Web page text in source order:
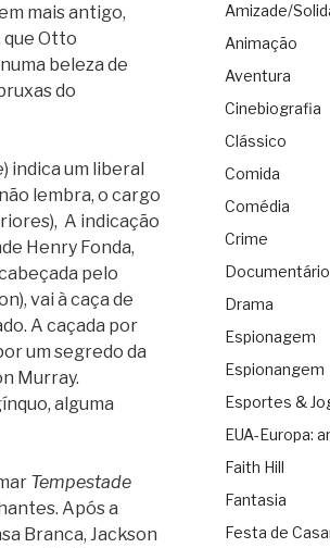
mais antigo,
que Otto
beleza de
do
indica um liberal
lembra, o cargo
A indicação
Henry Fonda,
pelo
vai à caça de
A caçada por
um segredo da
Murray.
alguma
Tempestade
Após a
Branca, Jackson
Amizade/
Animação
Aventura
Cinebiografia
Clássico
Comida
Comédia
Crime
Documentário
Drama
Espionagem
Espionangem
Esportes &
EUA-Europa:
Faith Hill
Fantasia
Festa de